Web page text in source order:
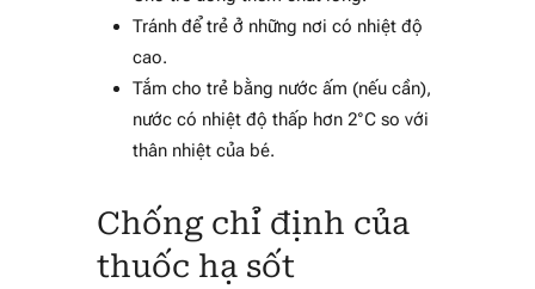
Tránh để trẻ ở những nơi có nhiệt độ
cao.
Tắm cho trẻ bằng nước ấm (nếu cần),
nước có nhiệt độ thấp hơn 2°C so với
thân nhiệt của bé.
Chống chỉ định của
thuốc hạ sốt